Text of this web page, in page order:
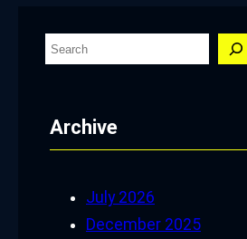
S
r
c
Archive
July 2026
December 2025